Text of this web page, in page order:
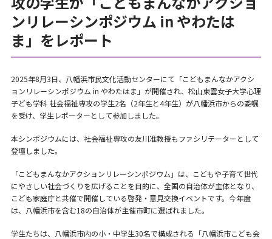
ンリレーシンポジウム in やわたは
ま」をレポート
2025年8月3日、八幡浜市民文化活動センターにて「こどもまんなかアクシ
ョンリレーシンポジウム in やわたはま」が開催され、松山東雲女子大学心理
子ども学科 社会福祉専攻の学生2名（2年生と4年生）が八幡浜市からの委嘱
を受け、学生レポーターとして参加しました。
本シンポジウムには、社会福祉専攻の友川准教授もファシリテーターとして
登壇しました。
「こどもまんなかアクションリレーシンポジウム」は、こどもや子育て世代
にやさしい社会づくりを広げることを目的に、全国の自治体が主体となり、
こども家庭庁と共催で開催している啓発・意見交換イベントです。今年度
は、八幡浜市を含む18の自治体が主催市町に選ばれました。
学生たちは、八幡浜市内の小・中学生30名で構成される「八幡浜市こども会